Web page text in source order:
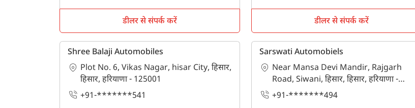
डीलर से संपर्क करें डीलर से संपर्क करें
Shree Balaji Automobiles
Plot No. 6, Vikas Nagar, hisar City, हिसार,
हिसार, हरियाणा - 125001
+91-*******541
Sarswati Automobiels
Near Mansa Devi Mandir, Rajgarh
Road, Siwani, हिसार, हिसार, हरियाणा -
125001
+91-*******494
अपना पूरा नाम दर्ज करें
मोबाइल नंबर दर्ज करें *